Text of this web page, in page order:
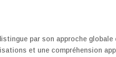
par son approche
et une compréhension